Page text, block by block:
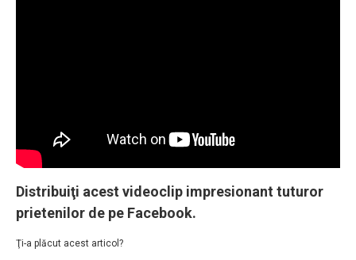
Distribuiţi acest videoclip impresionant tuturor
prietenilor de pe Facebook.
Ţi-a plăcut acest articol?